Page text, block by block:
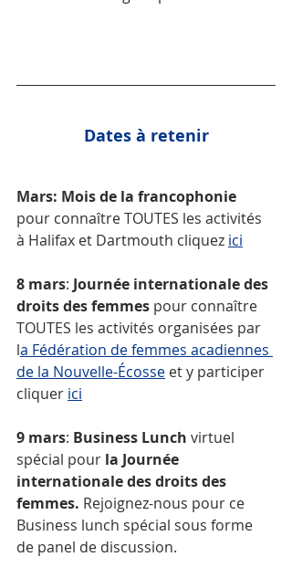
Dates à retenir
Mars: Mois de la francophonie
pour connaître TOUTES les activités
à Halifax et Dartmouth cliquez ici
8 mars: Journée internationale des
droits des femmes pour connaître
TOUTES les activités organisées par
la Fédération de femmes acadiennes
de la Nouvelle-Écosse et y participer
cliquer ici
9 mars: Business Lunch virtuel
spécial pour la Journée
internationale des droits des
femmes. Rejoignez-nous pour ce
Business lunch spécial sous forme
de panel de discussion.